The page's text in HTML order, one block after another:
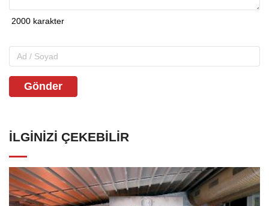
Gönder
İLGINIZI ÇEKEBILIR